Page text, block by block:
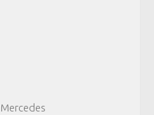
Mercedes